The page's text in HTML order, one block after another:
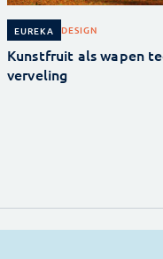
EUREKA DESIGN
Kunstfruit als wapen
verveling